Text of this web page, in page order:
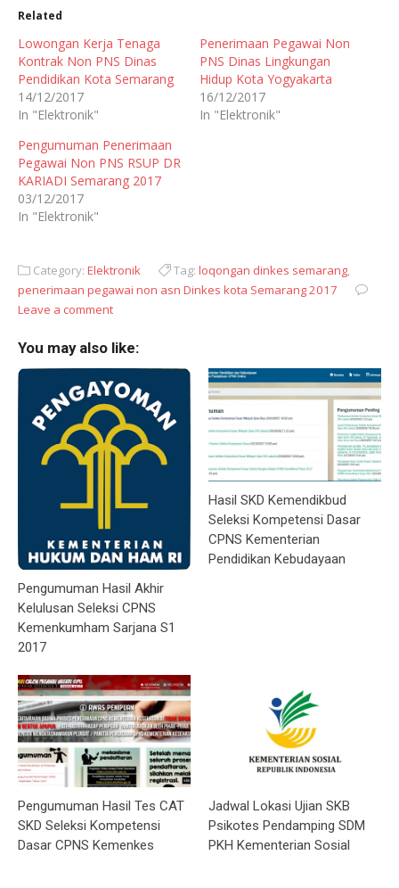
Related
Lowongan Kerja Tenaga
Kontrak Non PNS Dinas
Pendidikan Kota Semarang
14/12/2017
In "Elektronik"
Penerimaan Pegawai Non
PNS Dinas Lingkungan
Hidup Kota Yogyakarta
16/12/2017
In "Elektronik"
Pengumuman Penerimaan
Pegawai Non PNS RSUP DR
KARIADI Semarang 2017
03/12/2017
In "Elektronik"
Category: Elektronik Tag: loqongan dinkes semarang,
penerimaan pegawai non asn Dinkes kota Semarang 2017
Leave a comment
You may also like:
Pengumuman Hasil Akhir
Kelulusan Seleksi CPNS
Kemenkumham Sarjana S1
2017
Hasil SKD Kemendikbud
Seleksi Kompetensi Dasar
CPNS Kementerian
Pendidikan Kebudayaan
Pengumuman Hasil Tes CAT
SKD Seleksi Kompetensi
Dasar CPNS Kemenkes
Jadwal Lokasi Ujian SKB
Psikotes Pendamping SDM
PKH Kementerian Sosial